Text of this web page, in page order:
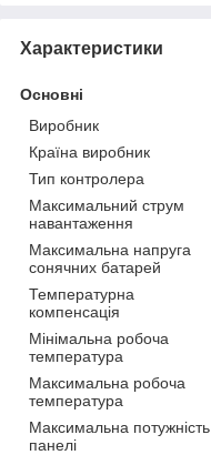
Характеристики
Основні
Виробник
Країна виробник
Тип контролера
Максимальний струм
навантаження
Максимальна напруга
сонячних батарей
Температурна
компенсація
Мінімальна робоча
температура
Максимальна робоча
температура
Максимальна потужність
панелі